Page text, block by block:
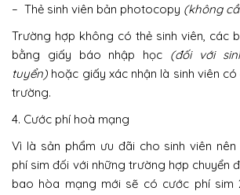
– Thẻ sinh viên bản photocopy (không
Trường hợp không có thẻ sinh viên, các
bằng giấy báo nhập học (đối với
tuyển) hoặc giấy xác nhận là sinh viên
trường.
4. Cước phí hoà mạng
Vì là sản phẩm ưu đãi cho sinh viên
phí sim đối với những trường hợp chuyển
bao hòa mạng mới sẽ có cước phí sim